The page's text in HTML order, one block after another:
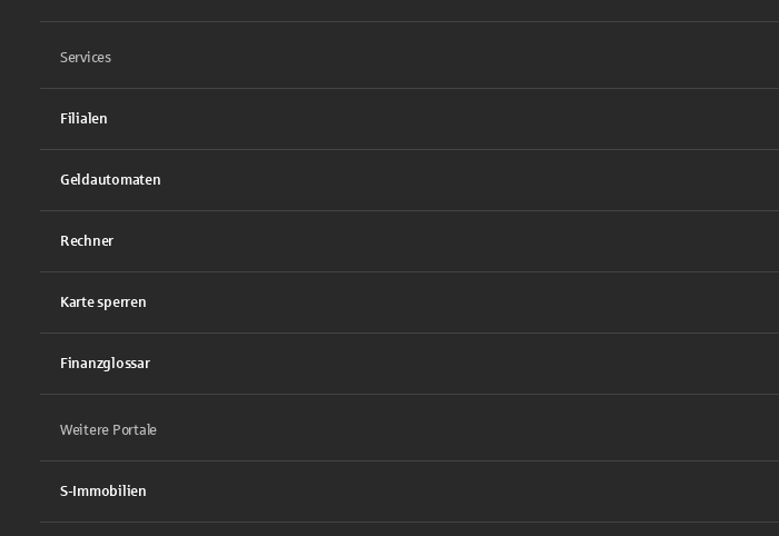
Services
Filialen
Geldautomaten
Rechner
Karte sperren
Finanzglossar
Weitere Portale
S-Immobilien